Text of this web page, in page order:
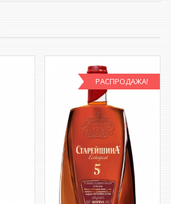
РАСПРОДАЖА!